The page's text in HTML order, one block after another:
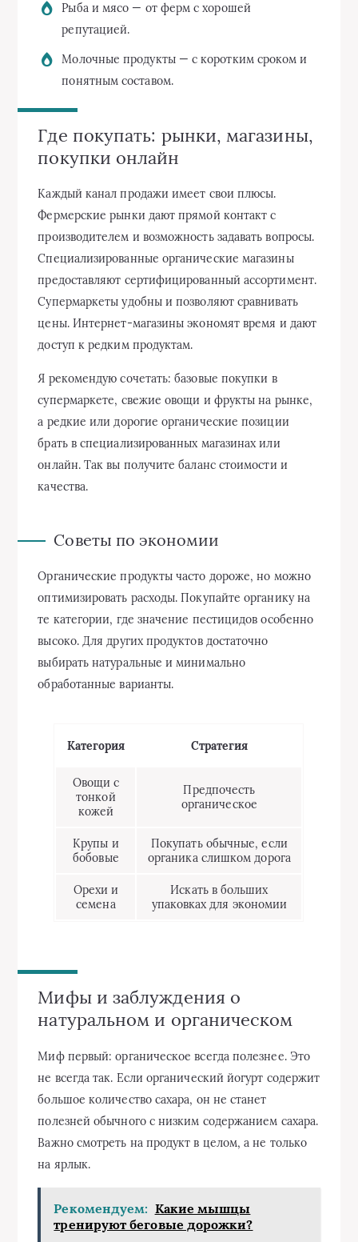
Рыба и мясо — от ферм с хорошей
репутацией.
Молочные продукты — с коротким сроком и
понятным составом.
Где покупать: рынки, магазины,
покупки онлайн
Каждый канал продажи имеет свои плюсы.
Фермерские рынки дают прямой контакт с
производителем и возможность задавать вопросы.
Специализированные органические магазины
предоставляют сертифицированный ассортимент.
Супермаркеты удобны и позволяют сравнивать
цены. Интернет-магазины экономят время и дают
доступ к редким продуктам.
Я рекомендую сочетать: базовые покупки в
супермаркете, свежие овощи и фрукты на рынке,
а редкие или дорогие органические позиции
брать в специализированных магазинах или
онлайн. Так вы получите баланс стоимости и
качества.
Советы по экономии
Органические продукты часто дороже, но можно
оптимизировать расходы. Покупайте органику на
те категории, где значение пестицидов особенно
высоко. Для других продуктов достаточно
выбирать натуральные и минимально
обработанные варианты.
Категория Стратегия
Овощи с
тонкой
кожей
Предпочесть
органическое
Крупы и
бобовые
Покупать обычные, если
органика слишком дорога
Орехи и
семена
Искать в больших
упаковках для экономии
Мифы и заблуждения о
натуральном и органическом
Миф первый: органическое всегда полезнее. Это
не всегда так. Если органический йогурт содержит
большое количество сахара, он не станет
полезней обычного с низким содержанием сахара.
Важно смотреть на продукт в целом, а не только
на ярлык.
Рекомендуем: Какие мышцы
тренируют беговые дорожки?